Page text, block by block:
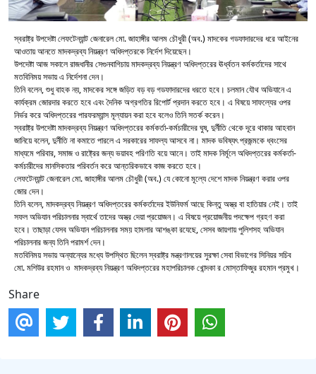
স্বরাষ্ট্র উপদেষ্টা লেফটেন্যান্ট জেনারেল মো. জাহাঙ্গীর আলম চৌধুরী (অব.) মাদকের গডফাদারদের ধরে আইনের
আওতায় আনতে মাদকদ্রব্য নিয়ন্ত্রণ অধিদপ্তরকে নির্দেশ দিয়েছেন।
উপদেষ্টা আজ সকালে রাজধানীর সেগুনবাগিচায় মাদকদ্রব্য নিয়ন্ত্রণ অধিদপ্তরের ঊর্ধ্বতন কর্মকর্তাদের সাথে
মতবিনিময় সভায় এ নির্দেশনা দেন।
তিনি বলেন, শুধু বাহক নয়, মাদকের সঙ্গে জড়িত বড় বড় গডফাদারদের ধরতে হবে। চলমান যৌথ অভিযানে এ
কার্যক্রম জোরদার করতে হবে এবং দৈনিক অগ্রগতির রিপোর্ট প্রদান করতে হবে। এ বিষয়ে সাফল্যের ওপর
নির্ভর করে অধিদপ্তরের পারফরম্যান্স মূল্যায়ন করা হবে বলেও তিনি সতর্ক করেন।
স্বরাষ্ট্র উপদেষ্টা মাদকদ্রব্য নিয়ন্ত্রণ অধিদপ্তরের কর্মকর্তা-কর্মচারীদের ঘুষ, দুর্নীতি থেকে দূরে থাকার আহবান
জানিয়ে বলেন, দুর্নীতি না কমাতে পারলে এ সরকারের সাফল্য আসবে না। মাদক ভবিষ্যৎ প্রজন্মকে ধ্বংসের
মাধ্যমে পরিবার, সমাজ ও রাষ্ট্রের জন্য ভয়াবহ পরিণতি বয়ে আনে। তাই মাদক নির্মূলে অধিদপ্তরের কর্মকর্তা-
কর্মচারীদের মানসিকতার পরিবর্তন করে আন্তরিকভাবে কাজ করতে হবে।
লেফটেন্যান্ট জেনারেল মো. জাহাঙ্গীর আলম চৌধুরী (অব.) যে কোনো মূল্যে দেশে মাদক নিয়ন্ত্রণ করার ওপর
জোর দেন।
তিনি বলেন, মাদকদ্রব্য নিয়ন্ত্রণ অধিদপ্তরের কর্মকর্তাদের ইউনিফর্ম আছে কিন্তু অস্ত্র বা হাতিয়ার নেই। তাই
সফল অভিযান পরিচালনার স্বার্থে তাদের অস্ত্র দেয়া প্রয়োজন। এ বিষয়ে প্রয়োজনীয় পদক্ষেপ গ্রহণ করা
হবে। তাছাড়া যেসব অভিযান পরিচালনার সময় হামলার আশঙ্কা রযেছে, সেসব জায়গায় পুলিশসহ অভিযান
পরিচালনার জন্য তিনি পরামর্শ দেন।
মতবিনিময় সভায় অন্যান্যের মধ্যে উপস্থিত ছিলেন স্বরাষ্ট্র মন্ত্রণালয়ের সুরক্ষা সেবা বিভাগের সিনিয়র সচিব
মো. মশিউর রহমান ও মাদকদ্রব্য নিয়ন্ত্রণ অধিদপ্তরের মহাপরিচালক খোন্দকা র মোস্তাফিজুর রহমান প্রমুখ।
Share